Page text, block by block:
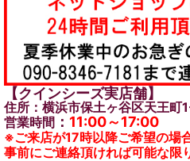
【クインシーズ実店舗】
住所：横浜市保土ヶ谷区天王
営業時間 ： 11:00～17:00
※ご来店が17時以降ご希望の場
事前にご連絡頂ければ可能な限